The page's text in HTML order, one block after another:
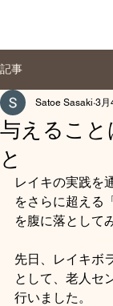
記事
与えること
と
Satoe Sasaki 3月
レイキの実践を
をさらに超える
を腹に落として
先日、レイキボ
として、老人セ
行いました。